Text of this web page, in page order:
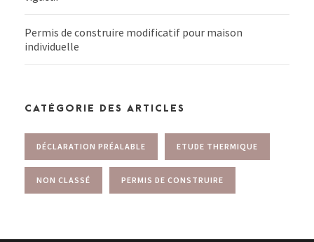
Permis de construire modificatif pour maison
individuelle
CATÉGORIE DES ARTICLES
DÉCLARATION PRÉALABLE ETUDE THERMIQUE
NON CLASSÉ PERMIS DE CONSTRUIRE